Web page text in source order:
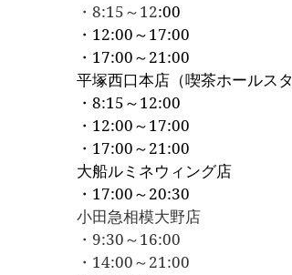
・8:15～12:00
・12:00～17:00
・17:00～21:00
平塚西口本店（喫茶ホールスタ
・8:15～12:00
・12:00～17:00
・17:00～21:00
大船ルミネウィング店
・17:00～20:30
小田急相模大野店
・9:30～16:00
・14:00～21:00